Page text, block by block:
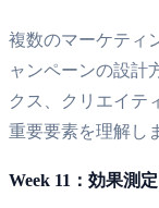
複数のマーケティ
ャンペーンの設計
クス、クリエイテ
重要要素を理解し
Week 11：効果測